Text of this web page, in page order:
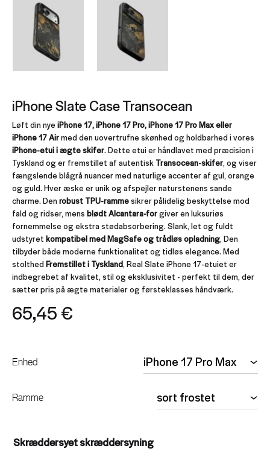
iPhone Slate Case Transocean
Løft din nye iPhone 17, iPhone 17 Pro, iPhone 17 Pro Max eller
iPhone 17 Airmed den uovertrufne skønhed og holdbarhed i vores
iPhone-etui i ægte skifer. Dette etui er håndlavet med præcision i
Tyskland og er fremstillet af autentisk Transocean-skifer, og viser
fængslende blågrå nuancer med naturlige accenter af gul, orange
og guld. Hver æske er unik og afspejler naturstenens sande
charme. Den robust TPU-rammesikrer pålidelig beskyttelse mod
fald og ridser, mens blødt Alcantara-forgiver en luksuriøs
fornemmelse og ekstra stødabsorbering. Slank, let og fuldt
udstyret kompatibel med MagSafe og trådløs opladning, Den
tilbyder både moderne funktionalitet og tidløs elegance. Med
stolthed Fremstillet i Tyskland, Real Slate iPhone 17-etuiet er
indbegrebet af kvalitet, stil og eksklusivitet - perfekt til dem, der
sætter pris på ægte materialer og førsteklasses håndværk.
65,45 €
Enhed
Ramme
Skræddersyet skræddersyning